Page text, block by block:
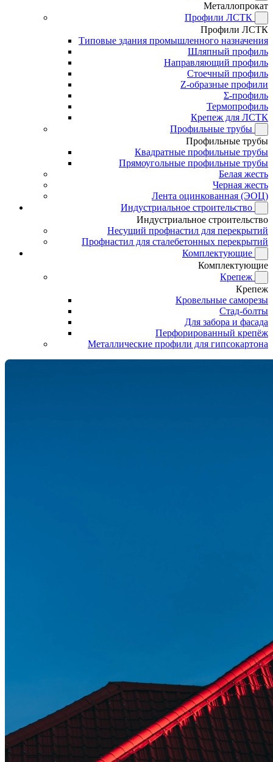
Металлопрокат
Профили ЛСТК
Профили ЛСТК
Типовые здания промышленного назначения
Шляпный профиль
Направляющий профиль
Стоечный профиль
Z-образные профили
Σ-профиль
Термопрофиль
Крепеж для ЛСТК
Профильные трубы
Профильные трубы
Квадратные профильные трубы
Прямоугольные профильные трубы
Белая жесть
Черная жесть
Лента оцинкованная (ЭОЦ)
Индустриальное строительство
Индустриальное строительство
Несущий профнастил для перекрытий
Профнастил для сталебетонных перекрытий
Комплектующие
Комплектующие
Крепеж
Крепеж
Кровельные саморезы
Стад-болты
Для забора и фасада
Перфорированный крепёж
Металлические профили для гипсокартона